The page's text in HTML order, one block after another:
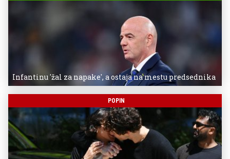
Infantinu 'žal za napake', a ostaja na mestu predsednika
POPIN